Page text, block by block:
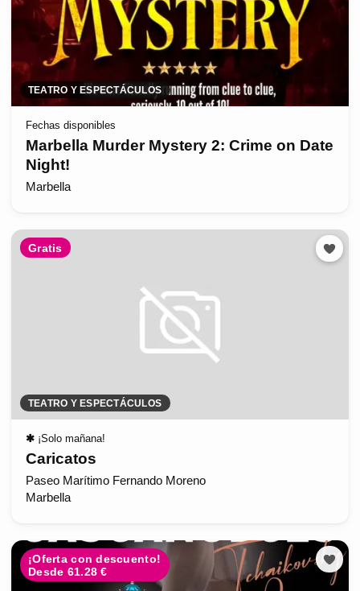
TEATRO Y ESPECTÁCULOS
Fechas disponibles
Marbella Murder Mystery 2: Crime on Date
Night!
Marbella
Gratis
TEATRO Y ESPECTÁCULOS
✱ ¡Solo mañana!
Caricatos
Paseo Marítimo Fernando Moreno
Marbella
¡Oferta con descuento!
Desde 61.28 €